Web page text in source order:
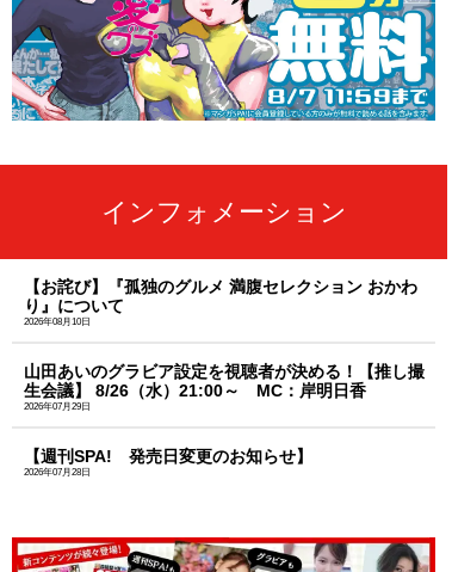
インフォメーション
【お詫び】『孤独のグルメ 満腹セレクション おかわ
り』について
2026年08月10日
山田あいのグラビア設定を視聴者が決める！【推し撮
生会議】 8/26（水）21:00～ MC：岸明日香
2026年07月29日
【週刊SPA! 発売日変更のお知らせ】
2026年07月28日